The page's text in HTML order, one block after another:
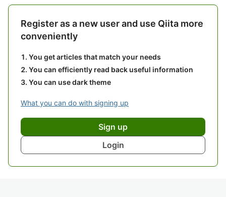
Register as a new user and use Qiita more
conveniently
You get articles that match your needs
You can efficiently read back useful information
You can use dark theme
What you can do with signing up
Sign up
Login